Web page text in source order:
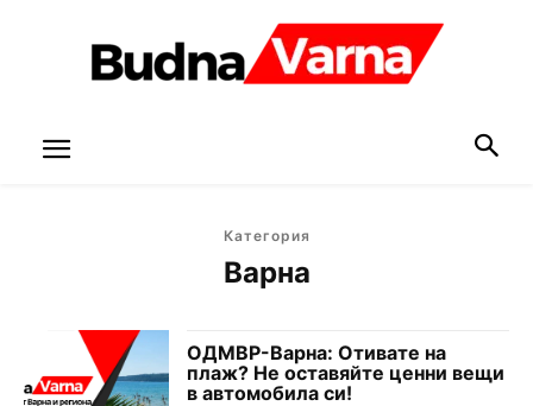
Категория
Варна
ОДМВР-Варна: Отивате на
плаж? Не оставяйте ценни вещи
в автомобила си!